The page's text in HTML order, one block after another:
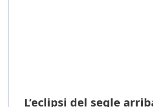
L’eclipsi del segle